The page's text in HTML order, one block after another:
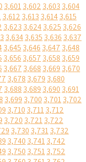
3,6013,602 3,603 3,604
3,612 3,613 3,6143,615
3,623 3,6243,625 3,626
3,6343,635 3,636 3,637
3,645 3,646 3,647 3,648
3,656 3,657 3,658 3,659
3,667 3,668 3,669 3,670
3,678 3,679 3,680
3,688 3,689 3,690 3,691
3,699 3,700 3,7013,702
3,710 3,7113,712
3,720 3,7213,722
3,730 3,7313,732
3,740 3,7413,742
3,750 3,7513,752